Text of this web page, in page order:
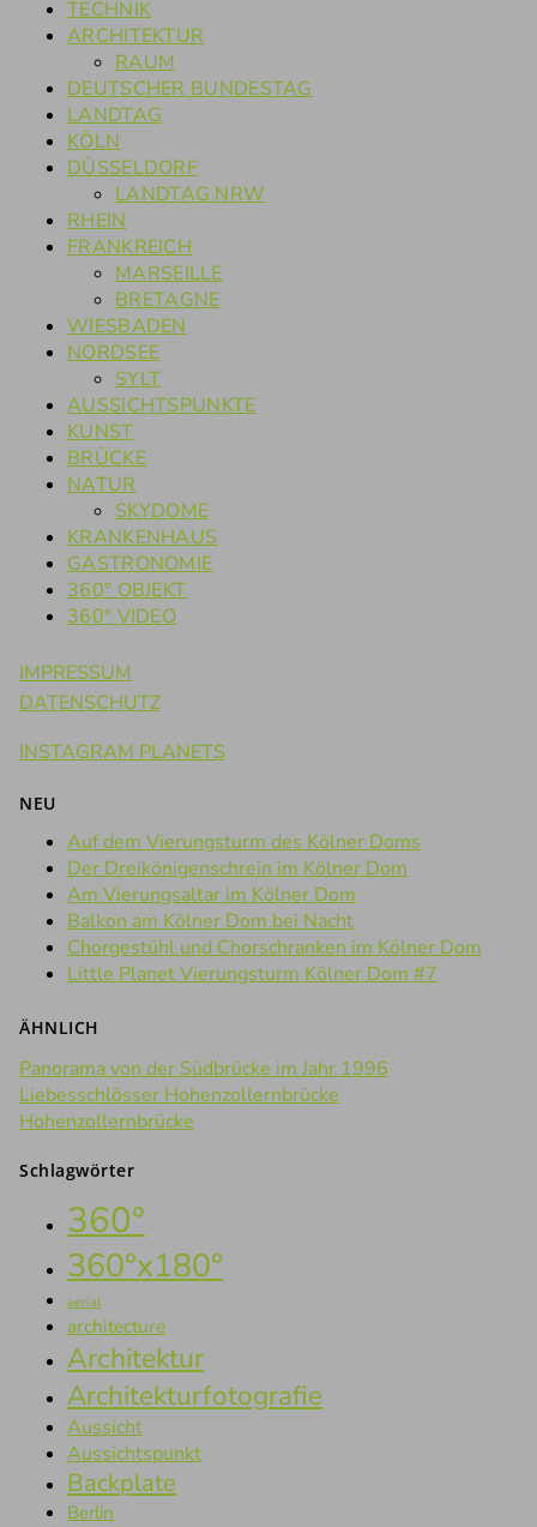
TECHNIK
ARCHITEKTUR
RAUM
DEUTSCHER BUNDESTAG
LANDTAG
KÖLN
DÜSSELDORF
LANDTAG NRW
RHEIN
FRANKREICH
MARSEILLE
BRETAGNE
WIESBADEN
NORDSEE
SYLT
AUSSICHTSPUNKTE
KUNST
BRÜCKE
NATUR
SKYDOME
KRANKENHAUS
GASTRONOMIE
360° OBJEKT
360° VIDEO
IMPRESSUM
DATENSCHUTZ
INSTAGRAM PLANETS
NEU
Auf dem Vierungsturm des Kölner Doms
Der Dreikönigenschrein im Kölner Dom
Am Vierungsaltar im Kölner Dom
Balkon am Kölner Dom bei Nacht
Chorgestühl und Chorschranken im Kölner Dom
Little Planet Vierungsturm Kölner Dom #7
ÄHNLICH
Panorama von der Südbrücke im Jahr 1996
Liebesschlösser Hohenzollernbrücke
Hohenzollernbrücke
Schlagwörter
360°
360°x180°
aerial
architecture
Architektur
Architekturfotografie
Aussicht
Aussichtspunkt
Backplate
Berlin